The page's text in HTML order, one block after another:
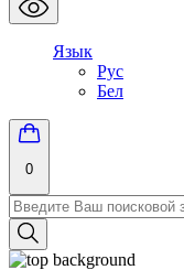
Язык
Рус
Бел
0